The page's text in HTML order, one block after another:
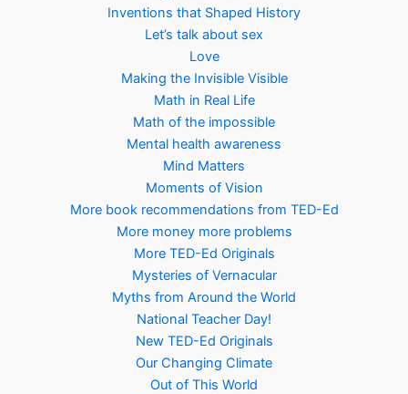
Inventions that Shaped History
Let’s talk about sex
Love
Making the Invisible Visible
Math in Real Life
Math of the impossible
Mental health awareness
Mind Matters
Moments of Vision
More book recommendations from TED-Ed
More money more problems
More TED-Ed Originals
Mysteries of Vernacular
Myths from Around the World
National Teacher Day!
New TED-Ed Originals
Our Changing Climate
Out of This World